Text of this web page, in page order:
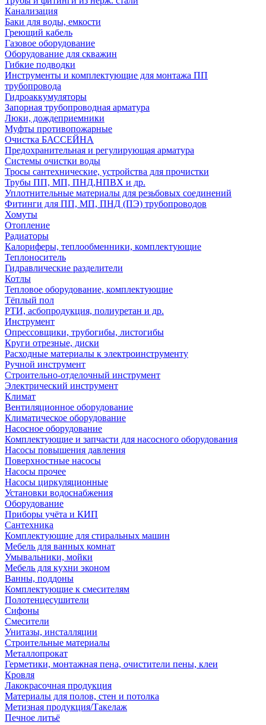
Канализация
Баки для воды, емкости
Греющий кабель
Газовое оборудование
Оборудование для скважин
Гибкие подводки
Инструменты и комплектующие для монтажа ПП
трубопровода
Гидроаккумуляторы
Запорная трубопроводная арматура
Люки, дождеприемники
Муфты противопожарные
Очистка БАССЕЙНА
Предохранительная и регулирующая арматура
Системы очистки воды
Тросы сантехнические, устройства для прочистки
Трубы ПП, МП, ПНД,НПВХ и др.
Уплотнительные материалы для резьбовых соединений
Фитинги для ПП, МП, ПНД (ПЭ) трубопроводов
Хомуты
Отопление
Радиаторы
Калориферы, теплообменники, комплектующие
Теплоноситель
Гидравлические разделители
Котлы
Тепловое оборудование, комплектующие
Тёплый пол
РТИ, асбопродукция, полиуретан и др.
Инструмент
Опрессовщики, трубогибы, листогибы
Круги отрезные, диски
Расходные материалы к электроинструменту
Ручной инструмент
Строительно-отделочный инструмент
Электрический инструмент
Климат
Вентиляционное оборудование
Климатическое оборудование
Насосное оборудование
Комплектующие и запчасти для насосного оборудования
Насосы повышения давления
Поверхностные насосы
Насосы прочее
Насосы циркуляционные
Установки водоснабжения
Оборудование
Приборы учёта и КИП
Сантехника
Комплектующие для стиральных машин
Мебель для ванных комнат
Умывальники, мойки
Мебель для кухни эконом
Ванны, поддоны
Комплектующие к смесителям
Полотенцесушители
Сифоны
Смесители
Унитазы, инсталляции
Строительные материалы
Металлопрокат
Герметики, монтажная пена, очистители пены, клеи
Кровля
Лакокрасочная продукция
Материалы для полов, стен и потолка
Метизная продукция/Такелаж
Печное литьё